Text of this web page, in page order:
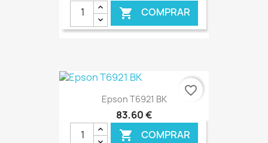
 COMPRAR
€ ONLINE
Epson T6921 BK
83,60 €
 COMPRAR
favorite_border